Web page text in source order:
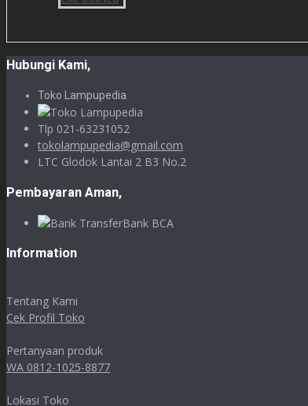
Hubungi Kami,
Toko Lampupedia
Tlp 021-63231052
tokolampupedia@gmail.com
LTC Glodok Lantai 2 B3 No.2
Pembayaran Aman,
Bank BCA
Information
Tentang Kami
Cek Profil Toko
Pertanyaan produk
WA 0812-1025-8877
Lokasi Toko